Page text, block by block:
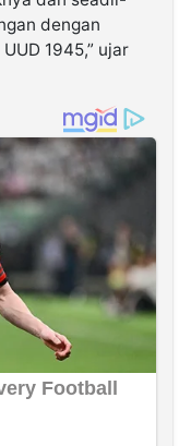
dengan
1945,” ujar